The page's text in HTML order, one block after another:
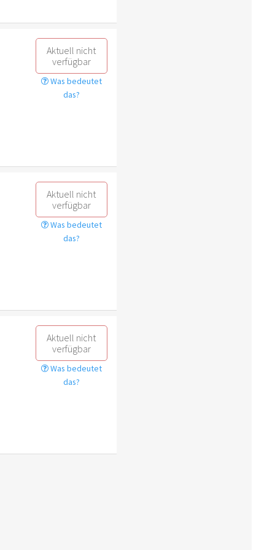
Aktuell nicht
verfügbar
Was bedeutet
das?
Aktuell nicht
verfügbar
Was bedeutet
das?
Aktuell nicht
verfügbar
Was bedeutet
das?